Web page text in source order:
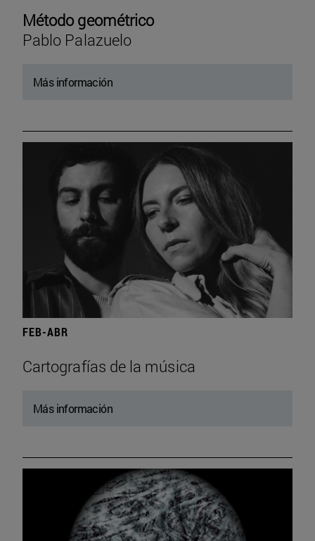
Método geométrico
Pablo Palazuelo
Más información
FEB-ABR
Cartografías de la música
Más información